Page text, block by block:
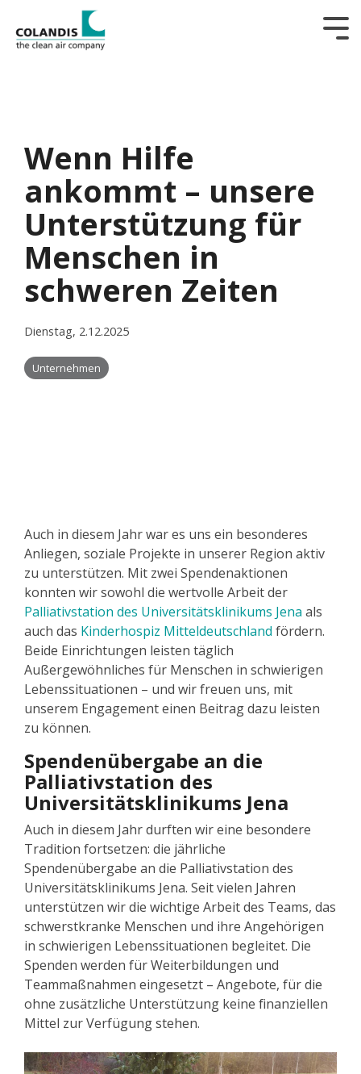
Wenn Hilfe
ankommt – unsere
Unterstützung für
Menschen in
schweren Zeiten
Dienstag, 2.12.2025
Unternehmen
Auch in diesem Jahr war es uns ein besonderes
Anliegen, soziale Projekte in unserer Region aktiv
zu unterstützen. Mit zwei Spendenaktionen
konnten wir sowohl die wertvolle Arbeit der
Palliativstation des Universitätsklinikums Jena als
auch das Kinderhospiz Mitteldeutschland fördern.
Beide Einrichtungen leisten täglich
Außergewöhnliches für Menschen in schwierigen
Lebenssituationen – und wir freuen uns, mit
unserem Engagement einen Beitrag dazu leisten
zu können.
Spendenübergabe an die
Palliativstation des
Universitätsklinikums Jena
Auch in diesem Jahr durften wir eine besondere
Tradition fortsetzen: die jährliche
Spendenübergabe an die Palliativstation des
Universitätsklinikums Jena. Seit vielen Jahren
unterstützen wir die wichtige Arbeit des Teams, das
schwerstkranke Menschen und ihre Angehörigen
in schwierigen Lebenssituationen begleitet. Die
Spenden werden für Weiterbildungen und
Teammaßnahmen eingesetzt – Angebote, für die
ohne zusätzliche Unterstützung keine finanziellen
Mittel zur Verfügung stehen.